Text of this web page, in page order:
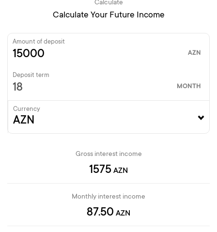
Calculate
Calculate Your Future Income
Amount of deposit
AZN
Deposit term
MONTH
Currency
Gross interest income
1575 AZN
Monthly interest income
87.50 AZN